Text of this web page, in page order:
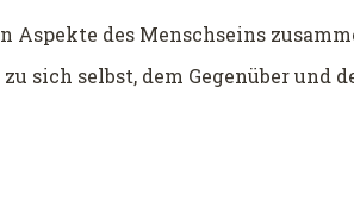
Aspekte des Menschseins
sich selbst, dem Gegenüber und